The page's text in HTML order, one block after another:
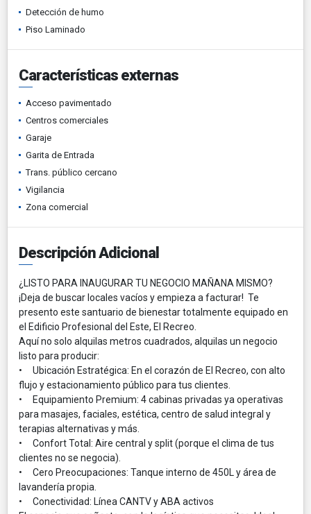
Detección de humo
Piso Laminado
Características externas
Acceso pavimentado
Centros comerciales
Garaje
Garita de Entrada
Trans. público cercano
Vigilancia
Zona comercial
Descripción Adicional
¿LISTO PARA INAUGURAR TU NEGOCIO MAÑANA MISMO?
¡Deja de buscar locales vacíos y empieza a facturar! Te
presento este santuario de bienestar totalmente equipado en
el Edificio Profesional del Este, El Recreo.
Aquí no solo alquilas metros cuadrados, alquilas un negocio
listo para producir:
• Ubicación Estratégica: En el corazón de El Recreo, con alto
flujo y estacionamiento público para tus clientes.
• Equipamiento Premium: 4 cabinas privadas ya operativas
para masajes, faciales, estética, centro de salud integral y
terapias alternativas y más.
• Confort Total: Aire central y split (porque el clima de tus
clientes no se negocia).
• Cero Preocupaciones: Tanque interno de 450L y área de
lavandería propia.
• Conectividad: Línea CANTV y ABA activos